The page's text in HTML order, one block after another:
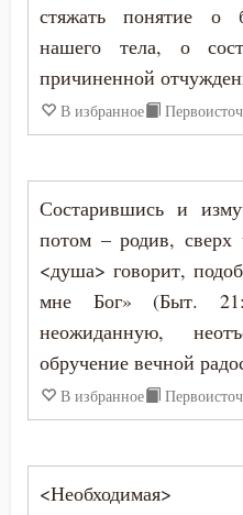
стяжать понятие о
нашего тела, о
причиненной
В избранное
Состарившись и
потом – родив, сверх
<душа> говорит,
мне Бог» (Быт.
неожиданную,
обручение вечной
В избранное
<Необходимая>